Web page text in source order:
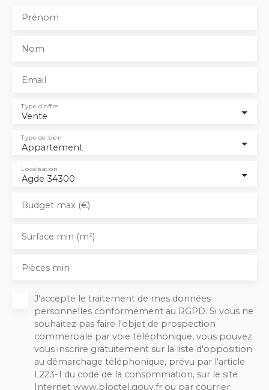
Prénom
Nom
Email
Vente
Type d'offre
Appartement
Type de bien
Agde 34300
Localisation
Budget max (€)
Surface min (m²)
Pièces min
J'accepte le traitement de mes données
personnelles conformément au RGPD. Si vous ne
souhaitez pas faire l'objet de prospection
commerciale par voie téléphonique, vous pouvez
vous inscrire gratuitement sur la liste d'opposition
au démarchage téléphonique, prévu par l'article
L223-1 du code de la consommation, sur le site
Internet www.bloctel.gouv.fr ou par courrier